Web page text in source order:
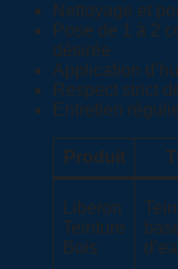
Nettoyage et
Pose de 1 à 2
désirée
Application
Respect strict
Entretien
Produit
Liberon
Teinture
Bois